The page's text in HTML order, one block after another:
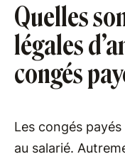
Quelles
légales
congés
Les congés
au salarié.